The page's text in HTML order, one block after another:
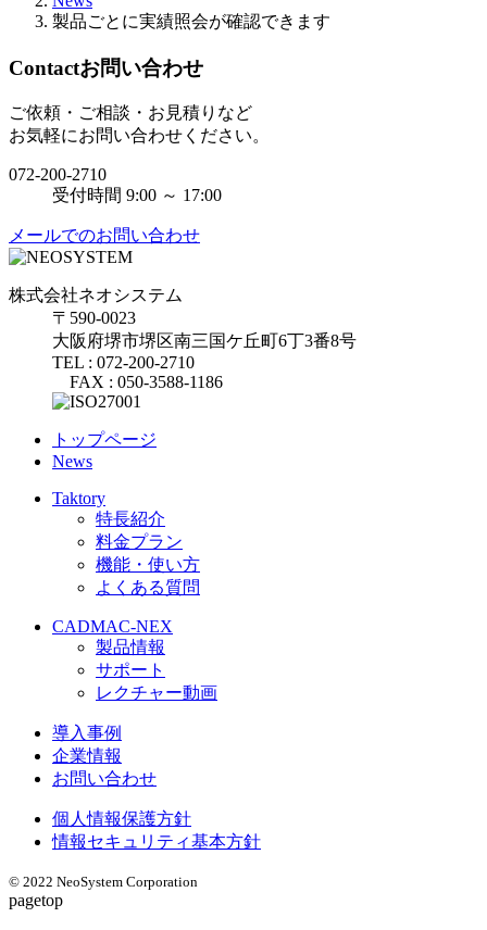
製品ごとに実績照会が確認できます
Contactお問い合わせ
ご依頼・ご相談・お見積りなど
お気軽にお問い合わせください。
072-200-2710
受付時間 9:00 ～ 17:00
メールでのお問い合わせ
株式会社ネオシステム
〒590-0023
大阪府堺市堺区南三国ケ丘町6丁3番8号
TEL : 072-200-2710
FAX : 050-3588-1186
トップページ
News
Taktory
特長紹介
料金プラン
機能・使い方
よくある質問
CADMAC-NEX
製品情報
サポート
レクチャー動画
導入事例
企業情報
お問い合わせ
個人情報保護方針
情報セキュリティ基本方針
© 2022 NeoSystem Corporation
pagetop